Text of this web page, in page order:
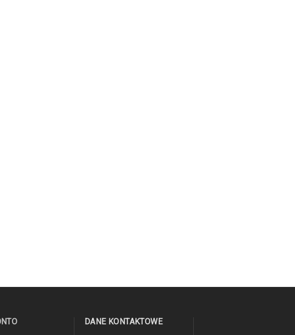
DANE KONTAKTOWE